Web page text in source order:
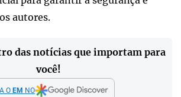
autores.
das notícias que importam para
você!
O EM NO